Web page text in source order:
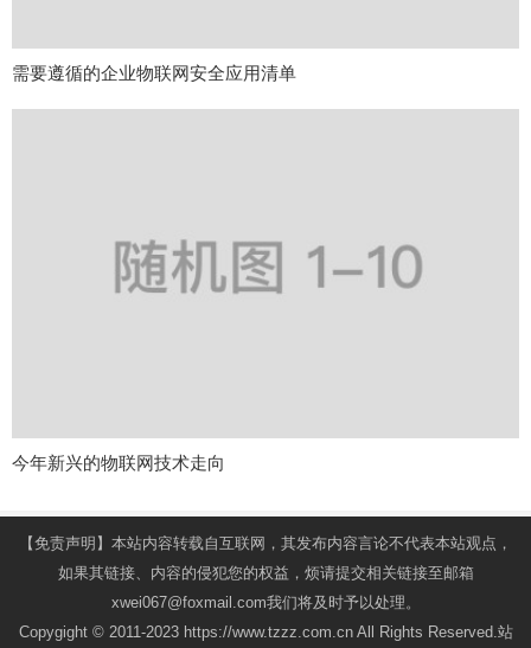
需要遵循的企业物联网安全应用清单
今年新兴的物联网技术走向
【免责声明】本站内容转载自互联网，其发布内容言论不代表本站观点，
如果其链接、内容的侵犯您的权益，烦请提交相关链接至邮箱
xwei067@foxmail.com我们将及时予以处理。
Copygight © 2011-2023 https://www.tzzz.com.cn All Rights Reserved.站